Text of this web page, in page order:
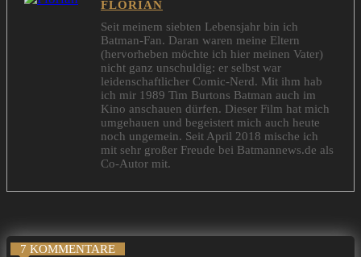
FLORIAN
Seit meinem siebten Lebensjahr bin ich
Batman-Fan. Daran waren meine Eltern
(hervorheben möchte ich hier meinen Vater)
nicht ganz unschuldig: er selbst war
leidenschaftlicher Comic-Nerd. Mit ihm hab
ich mir 1989 Tim Burtons Batman auch im
Kino anschauen dürfen. Dieser Film hat mich
umgehauen und begeistert mich auch heute
noch ungemein. Seit April 2018 mische ich
mit sehr großer Freude bei Batmannews.de als
Co-Autor mit.
7 KOMMENTARE